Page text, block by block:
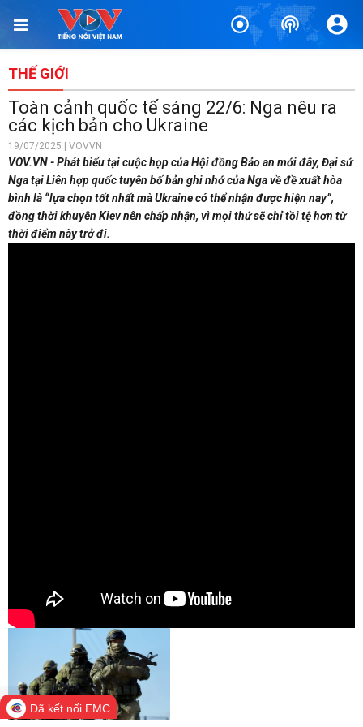
THẾ GIỚI
Toàn cảnh quốc tế sáng 22/6: Nga nêu ra
các kịch bản cho Ukraine
19/07/2025 | VOVVN
VOV.VN - Phát biểu tại cuộc họp của Hội đồng Bảo an mới đây, Đại sứ
Nga tại Liên hợp quốc tuyên bố bản ghi nhớ của Nga về đề xuất hòa
bình là “lựa chọn tốt nhất mà Ukraine có thể nhận được hiện nay”,
đồng thời khuyên Kiev nên chấp nhận, vì mọi thứ sẽ chỉ tồi tệ hơn từ
thời điểm này trở đi.
Đã kết nối EMC